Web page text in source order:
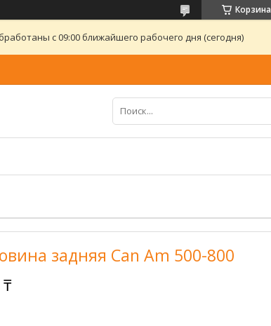
Корзина
с 09:00 ближайшего рабочего дня (сегодня)
задняя Can Am 500-800